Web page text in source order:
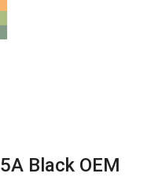
Black OEM